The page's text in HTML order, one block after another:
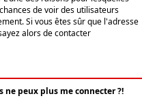
de voir des utilisateurs
Si vous êtes sûr que l'adresse
alors de contacter
ne peux plus me connecter ?!